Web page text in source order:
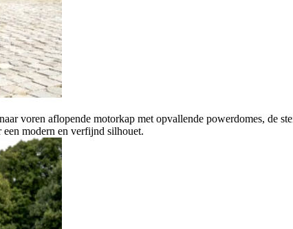
voren aflopende motorkap met opvallende powerdomes, de
modern en verfijnd silhouet.